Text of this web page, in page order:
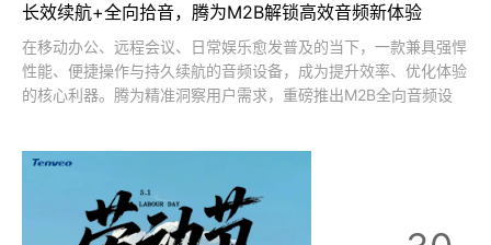
长效续航+全向拾音，腾为M2B解锁高效音频新体验
在移动办公、远程会议、日常娱乐愈发普及的当下，一款兼具强悍
性能、便捷操作与持久续航的音频设备，成为提升效率、优化体验
的核心利器。腾为精准洞察用户需求，重磅推出M2B全向音频设
备使用标准。超大容量续航，全天